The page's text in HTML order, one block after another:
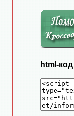
html-